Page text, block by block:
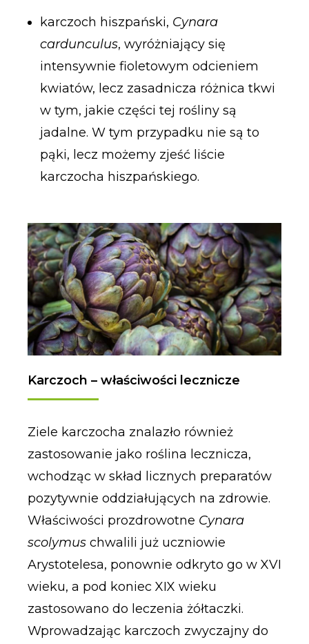
karczoch hiszpański, Cynara
cardunculus, wyróżniający się
intensywnie fioletowym odcieniem
kwiatów, lecz zasadnicza różnica tkwi
w tym, jakie części tej rośliny są
jadalne. W tym przypadku nie są to
pąki, lecz możemy zjeść liście
karczocha hiszpańskiego.
Karczoch – właściwości lecznicze
Ziele karczocha znalazło również
zastosowanie jako roślina lecznicza,
wchodząc w skład licznych preparatów
pozytywnie oddziałujących na zdrowie.
Właściwości prozdrowotne Cynara
scolymuschwalili już uczniowie
Arystotelesa, ponownie odkryto go w XVI
wieku, a pod koniec XIX wieku
zastosowano do leczenia żółtaczki.
Wprowadzając karczoch zwyczajny do